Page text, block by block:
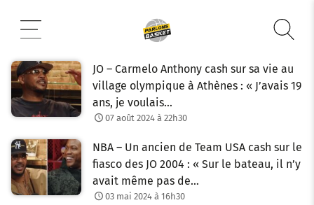
contenu
JO – Carmelo Anthony cash sur sa vie au
village olympique à Athènes : « J’avais 19
ans, je voulais…
07 août 2024 à 22h30
NBA – Un ancien de Team USA cash sur le
fiasco des JO 2004 : « Sur le bateau, il n’y
avait même pas de…
03 mai 2024 à 16h30